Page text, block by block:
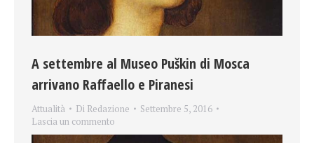
A settembre al Museo Puškin di Mosca
arrivano Raffaello e Piranesi
Attualità Di Redazione
Settembre 5, 2016
Lascia un commento